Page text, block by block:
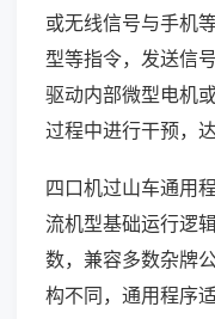
或无线信号与手机
型等指令，发送信
驱动内部微型电机
过程中进行干预，
四口机过山车通用
流机型基础运行逻
数，兼容多数杂牌
构不同，通用程序